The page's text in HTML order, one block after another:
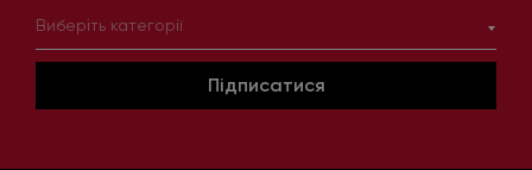
Виберіть категорії
Підписатися